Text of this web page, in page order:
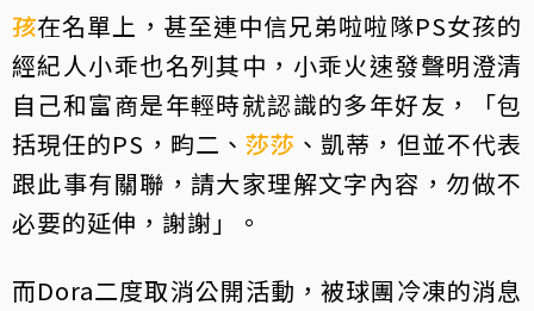
孩在名單上，甚至連中信兄弟啦啦隊PS女孩的
經紀人小乖也名列其中，小乖火速發聲明澄清
自己和富商是年輕時就認識的多年好友，「包
括現任的PS，畇二、 莎莎 、凱蒂，但並不代表
跟此事有關聯，請大家理解文字內容，勿做不
必要的延伸，謝謝」。
而Dora二度取消公開活動，被球團冷凍的消息